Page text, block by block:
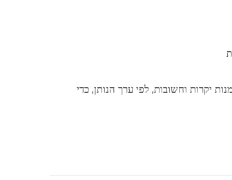
יקרות וחשובות, לפי ערך הנותן, כדי